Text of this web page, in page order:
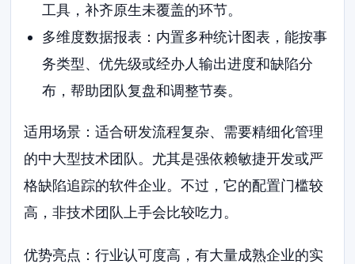
工具，补齐原生未覆盖的环节。
多维度数据报表：内置多种统计图表，能按事
务类型、优先级或经办人输出进度和缺陷分
布，帮助团队复盘和调整节奏。
适用场景：适合研发流程复杂、需要精细化管理
的中大型技术团队。尤其是强依赖敏捷开发或严
格缺陷追踪的软件企业。不过，它的配置门槛较
高，非技术团队上手会比较吃力。
优势亮点：行业认可度高，有大量成熟企业的实